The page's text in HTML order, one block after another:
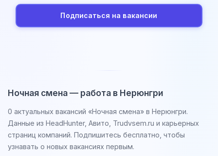
Подписаться на вакансии
Ночная смена — работа в Нерюнгри
0 актуальных вакансий «Ночная смена» в Нерюнгри.
Данные из HeadHunter, Авито, Trudvsem.ru и карьерных
страниц компаний. Подпишитесь бесплатно, чтобы
узнавать о новых вакансиях первым.